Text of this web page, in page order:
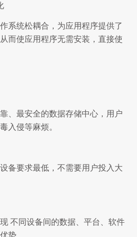
系统松耦合，为应用程序提供了
而使应用程序无需安装，直接使
、最安全的数据存储中心，用户
入侵等麻烦。
备要求最低，不需要用户投入大
不同设备间的数据、平台、软件
势。